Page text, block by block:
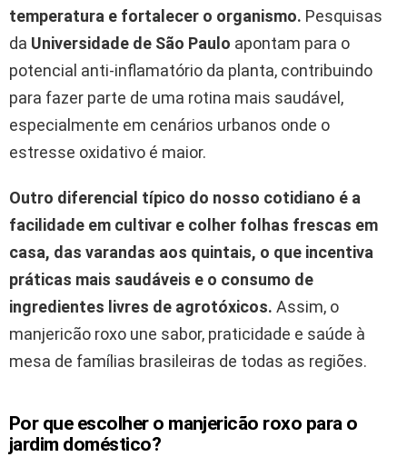
temperatura e fortalecer o organismo. Pesquisas
da Universidade de São Paulo apontam para o
potencial anti-inflamatório da planta, contribuindo
para fazer parte de uma rotina mais saudável,
especialmente em cenários urbanos onde o
estresse oxidativo é maior.
Outro diferencial típico do nosso cotidiano é a
facilidade em cultivar e colher folhas frescas em
casa, das varandas aos quintais, o que incentiva
práticas mais saudáveis e o consumo de
ingredientes livres de agrotóxicos. Assim, o
manjericão roxo une sabor, praticidade e saúde à
mesa de famílias brasileiras de todas as regiões.
Por que escolher o manjericão roxo para o
jardim doméstico?